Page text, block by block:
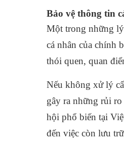
Bảo vệ thông tin
Một trong những
cá nhân của chính
thói quen, quan
Nếu không xử lý
gây ra những rủi
hội phổ biến tại
đến việc còn lưu